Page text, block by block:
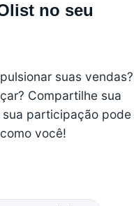
no seu
suas vendas?
Compartilhe sua
participação pode
você!